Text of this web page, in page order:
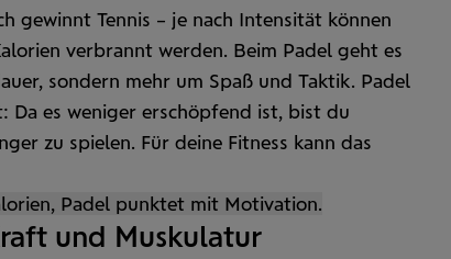
gewinnt Tennis – je nach Intensität können
verbrannt werden. Beim Padel geht es
sondern mehr um Spaß und Taktik. Padel
Da es weniger erschöpfend ist, bist du
zu spielen. Für deine Fitness kann das
Padel punktet mit Motivation.
und Muskulatur